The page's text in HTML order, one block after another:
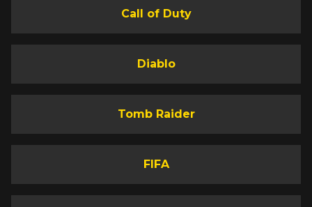
Call of Duty
Diablo
Tomb Raider
FIFA